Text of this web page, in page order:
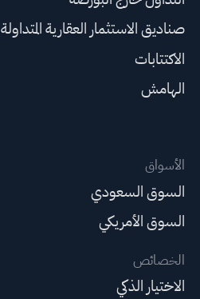
صناديق الاستثمار العقارية المتداولة
الاكتتابات
الهامش
الأسواق
السوق السعودي
السوق الأمريكي
الخصائص
الاختيار الذكي